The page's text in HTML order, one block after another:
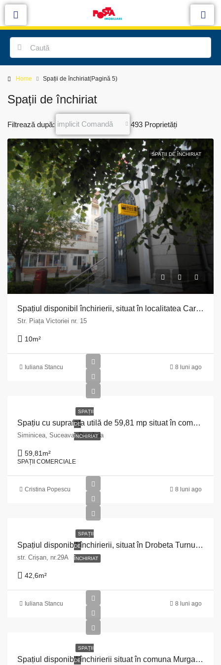
Home Spații de închiriat(Pagină 5)
Spații de închiriat
493 Proprietăți
Filtrează după: implicit Comandă
SPAȚII DE ÎNCHIRIAT
Spațiul disponibil închirierii, situat în localitatea Caracal, Str. Piața Victoriei nr. 15, jud. Olt
Str. Piața Victoriei nr. 15
10m²
Iuliana Stancu 8 luni ago
SPAȚII
DE
ÎNCHIRIAT
Spațiu cu suprafața utilă de 59,81 mp situat în comuna Siminicea, județul Suceava
Siminicea, Suceava, România
59,81 m²
SPAȚII COMERCIALE
Cristina Popescu 8 luni ago
SPAȚII
DE
ÎNCHIRIAT
Spațiul disponibil închirierii, situat în Drobeta Turnu Severin, str. Crișan nr. 29 A, jud. Mehedinți
str. Crișan, nr.29A
42,6m²
Iuliana Stancu 8 luni ago
SPAȚII
DE Spațiul disponibil închirierii situat în comuna Murgași, str. Popa Murgășanu nr. 150, jud. Dolj